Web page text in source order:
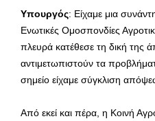
Υπουργός: Είχαμε μια
Ενωτικές Ομοσπονδίες
πλευρά κατέθεσε τη δική
αντιμετωπιστούν τα
σημείο είχαμε σύγκλιση
Από εκεί και πέρα, η Κοινή